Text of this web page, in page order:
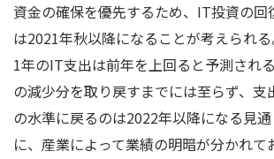
資金の確保を優先するため、IT投資の回
は2021年秋以降になることが考えられ
1年のIT支出は前年を上回ると予測され
の減少分を取り戻すまでには至らず、支
の水準に戻るのは2022年以降になる見
に、産業によって業績の明暗が分かれて